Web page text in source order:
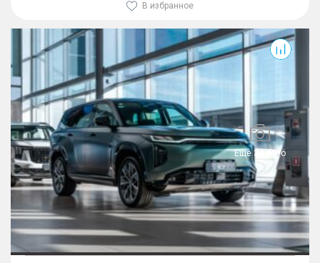
В избранное
Еще 34 фото